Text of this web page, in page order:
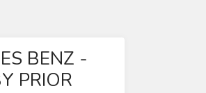
BENZ -
PRIOR